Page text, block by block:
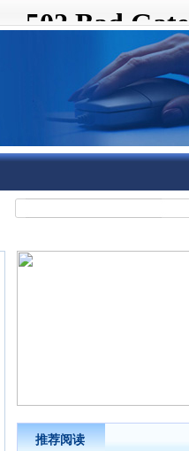
推荐阅读